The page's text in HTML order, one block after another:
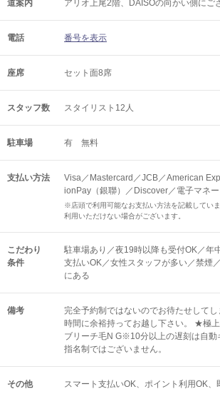
道案内 アリオ上尾2階、DAISOの向かい側にご
電話 番号を表示
座席 セット面8席
スタッフ数 スタイリスト12人
駐車場 有 無料
支払い方法
Visa／Mastercard／JCB／American
ionPay（銀聯）／Discover／電子マネ
※店頭で利用可能なお支払い方法を記載してい
利用いただけない場合がございます。
こだわり
条件
駐車場あり／夜19時以降も受付OK／年
支払いOK／女性スタッフが多い／禁煙
にある
備考
完全予約制ではないのでお待たせして
時間に余裕持ってお越し下さい。 ★極
ブリーチ毛N G※10分以上の遅刻は自動
指名制ではございません。
その他 スマート支払いOK ポイント利用OK